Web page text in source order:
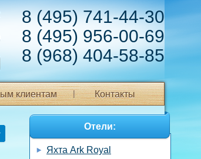
8 (495) 741-44-30
8 (495) 956-00-69
8 (968) 404-58-85
клиентам Контакты
Отели:
Яхта Ark Royal